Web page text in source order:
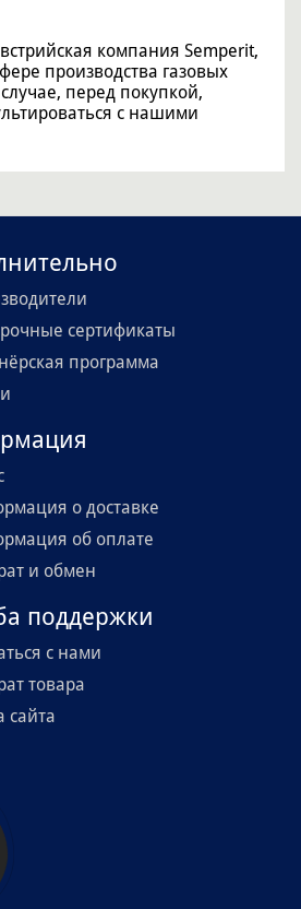
компания Semperit,
производства газовых
перед покупкой,
с нашими
сертификаты
программа
о доставке
об оплате
и обмен
поддержки
с нами
товара
сайта